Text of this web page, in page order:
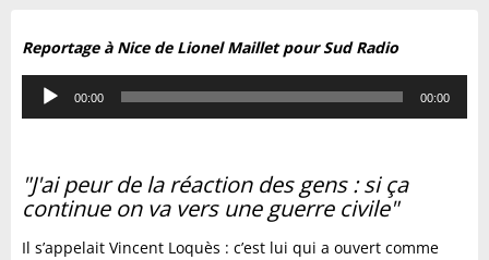
Reportage à Nice de Lionel Maillet pour Sud Radio
Lecteur
audio
00:00 00:00
"J'ai peur de la réaction des gens : si ça
continue on va vers une guerre civile"
Il s’appelait Vincent Loquès : c’est lui qui a ouvert comme